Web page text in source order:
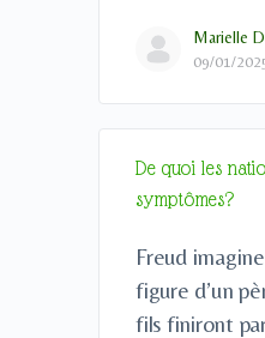
Marielle
09/01/
De quoi les
symptômes?
Freud
figure d’un
fils finiront